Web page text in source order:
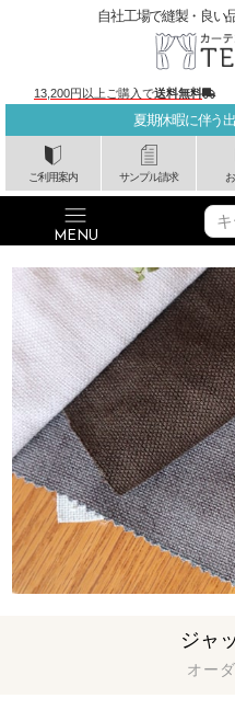
夏期休暇に伴う
ご利用案内 サンプル請求
自社工場で縫製・良い
13,200円以上ご購入で送料無料
オー
ジャ